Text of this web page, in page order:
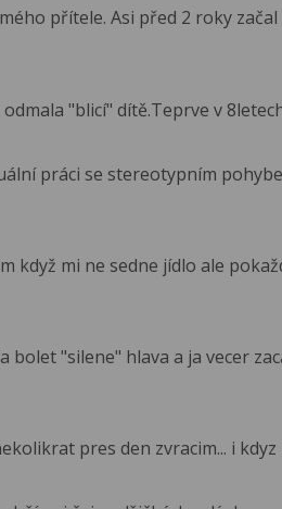
přítele. Asi před 2 roky začal
"blicí" dítě.Teprve v
práci se stereotypním
když mi ne sedne jídlo ale
bolet "silene" hlava a ja vecer
pres den zvracim... i kdyz